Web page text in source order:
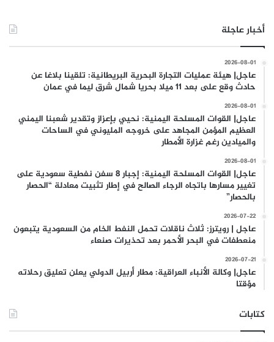
أخبار عاجلة
2026-08-01
عاجل| هيئة عمليات التجارة البحرية البريطانية: تلقينا بلاغا عن
حادث وقع على بعد 11 ميلا بحريا شمال شرق ليما في عمان
2026-08-01
عاجل| القوات المسلحة اليمنية: نحيي بإعزاز وتقدير شعبنا اليمني
العظيم المؤمن المجاهد على خروجه المليوني في الساحات
والميادين رغم غزارة الأمطار
2026-08-01
عاجل| القوات المسلحة اليمنية: إجبار 8 سفن نفطية سعودية على
تغيير مسارها باتجاه الرجاء الصالح في إطار تثبيت معادلة “الحصار
بالحصار”
2026-07-22
عاجل | رويترز: ثلاث ناقلات تحمل النفط الخام من السعودية يتبعون
منعطفات في البحر الأحمر بعد تحذيرات صنعاء
2026-07-21
عاجل| وكالة الأنباء العراقية: مطار أربيل الدولي يعلن تعليق رحلاته
مؤقتا
كتابات